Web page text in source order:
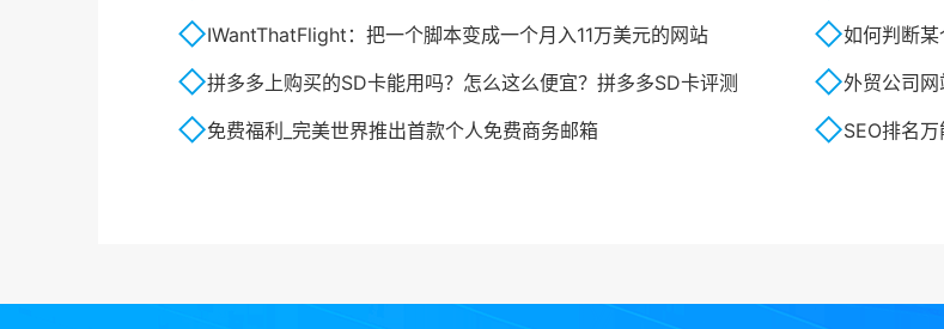
IWantThatFlight：把一个脚本变成一个月入11万美元的网站
如何判断某
拼多多上购买的SD卡能用吗？怎么这么便宜？拼多多SD卡评测
外贸公司网
免费福利_完美世界推出首款个人免费商务邮箱
SEO排名